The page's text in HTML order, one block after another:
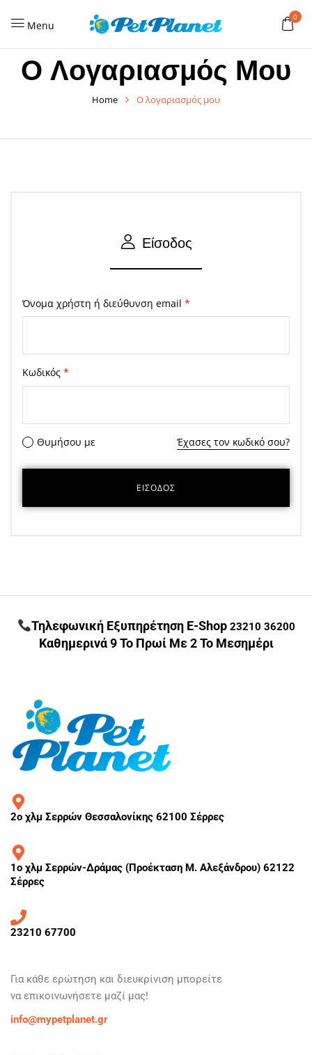
Menu
0
Ο Λογαριασμός Μου
Home Ο λογαριασμός μου
Είσοδος
Όνομα χρήστη ή διεύθυνση email *
Κωδικός *
Θυμήσου με Έχασες τον κωδικό σου?
Τηλεφωνική Εξυπηρέτηση E-Shop 23210 36200
Καθημερινά 9 Το Πρωί Με 2 Το Μεσημέρι
2ο χλμ Σερρών Θεσσαλονίκης 62100 Σέρρες
1ο χλμ Σερρών-Δράμας (Προέκταση Μ. Αλεξάνδρου) 62122
Σέρρες
23210 67700
Για κάθε ερώτηση και διευκρίνιση μπορείτε
ναεπικοινωνήσετε μαζί μας!
info@mypetplanet.gr